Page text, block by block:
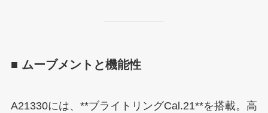
■ ムーブメントと機能性
A21330には、**ブライトリングCal.21**を搭載。高